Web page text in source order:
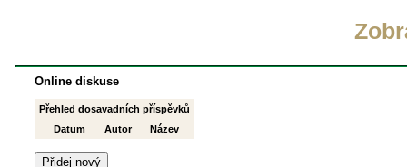
Online diskuse
Přehled dosavadních příspěvků
Datum
Autor Název